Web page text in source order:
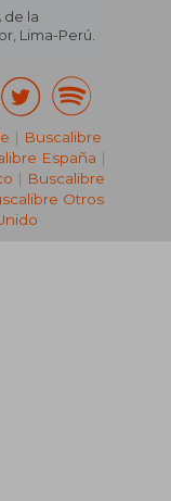
de la
Lima-Perú.
| Buscalibre
España |
| Buscalibre
Otros